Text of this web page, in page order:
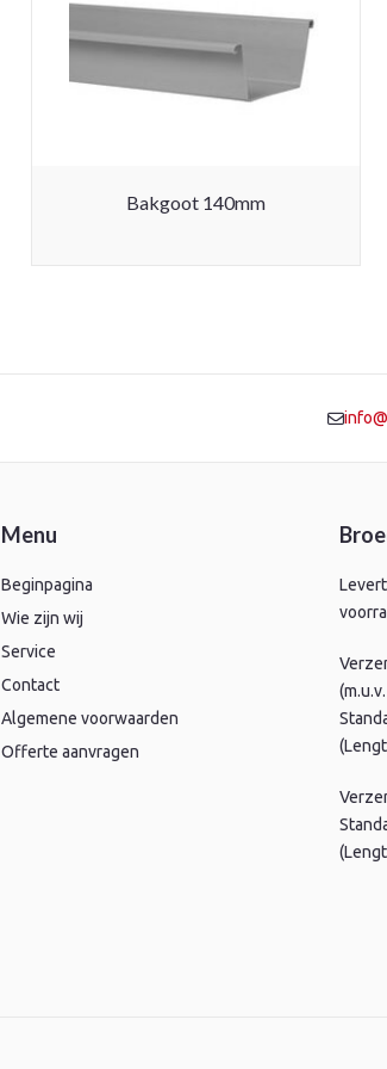
Bakgoot 140mm
Menu
Beginpagina
Wie zijn wij
Service
Contact
Algemene voorwaarden
Offerte aanvragen